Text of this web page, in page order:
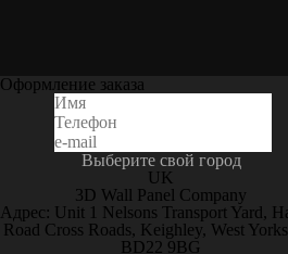
Оформление заказа
Выберите свой город
UK
3D Wall Panel Company
Адрес: Unit 1 Nelsons Transport Yard,
Road Cross Roads, Keighley, West
BD22 9BG